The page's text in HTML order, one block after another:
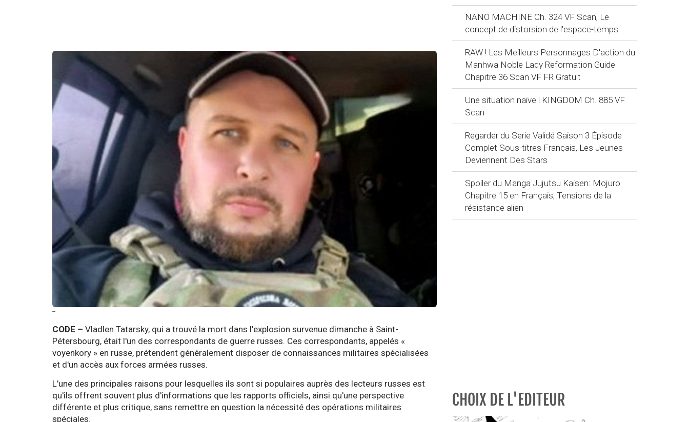
--
CODE – Vladlen Tatarsky, qui a trouvé la mort dans l'explosion survenue dimanche à Saint-
Pétersbourg, était l'un des correspondants de guerre russes. Ces correspondants, appelés «
voyenkory » en russe, prétendent généralement disposer de connaissances militaires spécialisées
et d'un accès aux forces armées russes.
L'une des principales raisons pour lesquelles ils sont si populaires auprès des lecteurs russes est
qu'ils offrent souvent plus d'informations que les rapports officiels, ainsi qu'une perspective
différente et plus critique, sans remettre en question la nécessité des opérations militaires
spéciales.
NANO MACHINE Ch. 324 VF Scan, Le
concept de distorsion de l'espace-temps
RAW ! Les Meilleurs Personnages D'action du
Manhwa Noble Lady Reformation Guide
Chapitre 36 Scan VF FR Gratuit
Une situation naïve ! KINGDOM Ch. 885 VF
Scan
Regarder du Serie Validé Saison 3 Épisode
Complet Sous-titres Français, Les Jeunes
Deviennent Des Stars
Spoiler du Manga Jujutsu Kaisen: Mojuro
Chapitre 15 en Français, Tensions de la
résistance alien
CHOIX DE L'EDITEUR